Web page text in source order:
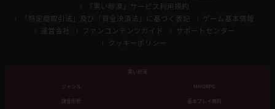
「黒い砂漠」サービス利用規約
「特定商取引法」及び「資金決済法」に基づく表記
ゲーム基本情報
運営会社
ファンコンテンツガイド
サポートセンター
クッキーポリシー
黒い砂漠
ジャンル
MMORPG
課金形態
基本プレイ無料